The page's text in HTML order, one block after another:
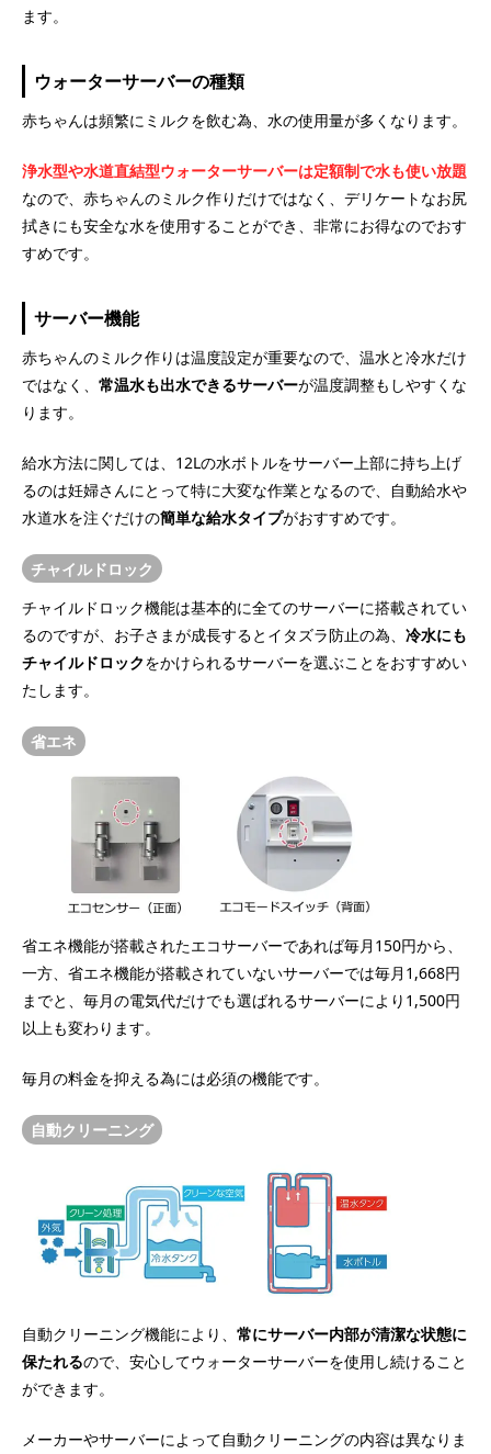
ます。
ウォーターサーバーの種類
赤ちゃんは頻繁にミルクを飲む為、水の使用量が多くなります。
浄水型や水道直結型ウォーターサーバーは定額制で水も使い放題
なので、赤ちゃんのミルク作りだけではなく、デリケートなお尻
拭きにも安全な水を使用することができ、非常にお得なのでおす
すめです。
サーバー機能
赤ちゃんのミルク作りは温度設定が重要なので、温水と冷水だけ
ではなく、 常温水も出水できるサーバーが温度調整もしやすくな
ります。
給水方法に関しては、12Lの水ボトルをサーバー上部に持ち上げ
るのは妊婦さんにとって特に大変な作業となるので、自動給水や
水道水を注ぐだけの簡単な給水タイプがおすすめです。
チャイルドロック
チャイルドロック機能は基本的に全てのサーバーに搭載されてい
るのですが、お子さまが成長するとイタズラ防止の為、 冷水にも
チャイルドロックをかけられるサーバーを選ぶことをおすすめい
たします。
省エネ
省エネ機能が搭載されたエコサーバーであれば毎月150円から、
一方、省エネ機能が搭載されていないサーバーでは毎月1,668円
までと、毎月の電気代だけでも選ばれるサーバーにより1,500円
以上も変わります。
毎月の料金を抑える為には必須の機能です。
自動クリーニング
自動クリーニング機能により、 常にサーバー内部が清潔な状態に
保たれるので、安心してウォーターサーバーを使用し続けること
ができます。
メーカーやサーバーによって自動クリーニングの内容は異なりま